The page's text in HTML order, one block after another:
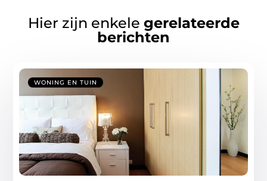
Hier zijn enkele gerelateerde
berichten
WONING EN TUIN